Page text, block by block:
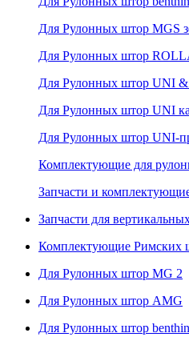
Для Рулонных штор MGS
Для Рулонных штор
Для Рулонных штор UNI
Для Рулонных штор UNI
Для Рулонных штор UNI-
Комплектующие для
Запчасти и
Запчасти для
Комплектующие Римских
Для Рулонных штор MG 2
Для Рулонных штор AMG
Для Рулонных штор benthin